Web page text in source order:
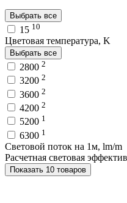
Выбрать все
15 10
Цветовая температура, K
Выбрать все
2800 2
3200 2
3600 2
4200 2
5200 1
6300 1
Световой поток на 1м, lm/m
Расчетная световая
Показать 10 товаров